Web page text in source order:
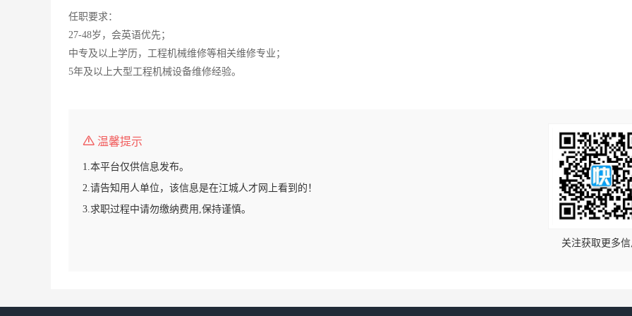
任职要求：
27-48岁，会英语优先；
中专及以上学历，工程机械维修等相关维修专业；
5年及以上大型工程机械设备维修经验。
温馨提示
1.本平台仅供信息发布。
2.请告知用人单位，该信息是在江城人才网上看到的！
3.求职过程中请勿缴纳费用,保持谨慎。
关注获取更多